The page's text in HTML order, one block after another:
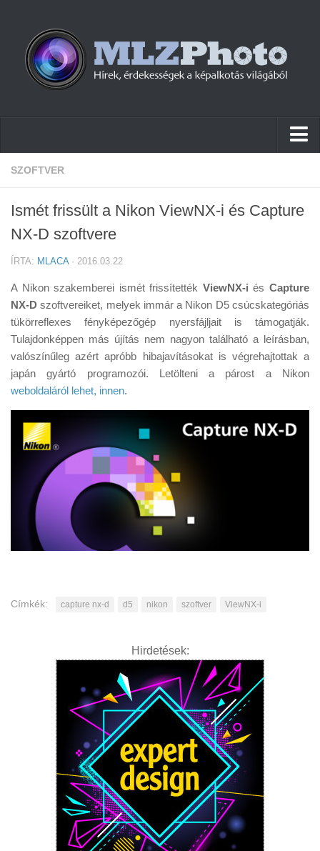
Hírek
Cikkek
Tudástár
Tanácsok
Érdekességek
Helyszíni Riport
SZOFTVER
Ismét frissült a Nikon ViewNX-i és Capture
NX-D szoftvere
ÍRTA: MLACA· 2016.03.22
A Nikon szakemberei ismét frissítették ViewNX-i ésCapture
NX-D szoftvereiket, melyek immár a Nikon D5 csúcskategóriás
tükörreflexes fényképezőgép nyersfájljait is támogatják.
Tulajdonképpen más újítás nem nagyon található a leírásban,
valószínűleg azért apróbb hibajavításokat is végrehajtottak a
japán gyártó programozói. Letölteni a párost a Nikon
weboldaláról lehet, innen.
Címkék: capture nx-d d5 nikon szoftver ViewNX-i
Hirdetések: